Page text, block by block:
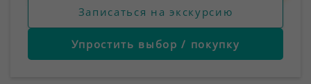
Записаться на экскурсию
Упростить выбор / покупку